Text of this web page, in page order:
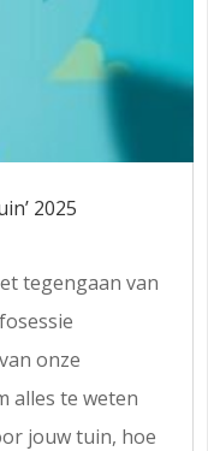
2025
tegengaan van
onze
alles te weten
jouw tuin, hoe